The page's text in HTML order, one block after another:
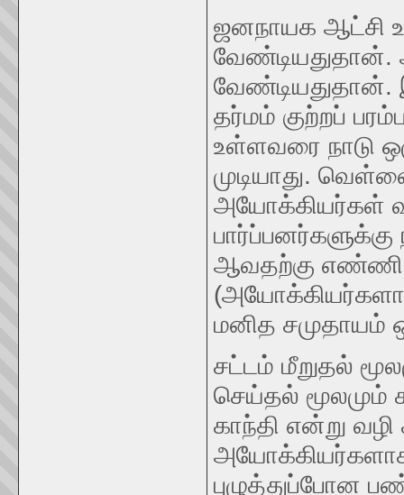
ஜனநாயக ஆட்சி
வேண்டியதுதான்.
தர்மம் குற்றப்
உள்ளவரை நாடு
முடியாது.
அயோக்கியர்கள்
ஆவதற்கு எண்ணி
மனித சமுதாயம்
சட்டம் மீறுதல்
செய்தல் மூலமும்
காந்தி என்று
புழுத்துப்போன